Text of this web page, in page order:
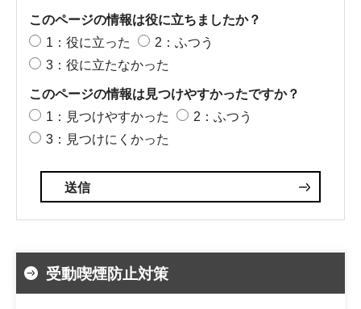
このページの情報は役に立ちましたか？
1：役に立った
2：ふつう
3：役に立たなかった
このページの情報は見つけやすかったですか？
1：見つけやすかった
2：ふつう
3：見つけにくかった
受動喫煙防止対策